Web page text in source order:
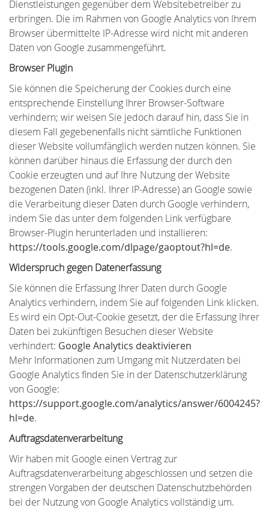
Dienstleistungen gegenüber dem Websitebetreiber zu
erbringen. Die im Rahmen von Google Analytics von Ihrem
Browser übermittelte IP-Adresse wird nicht mit anderen
Daten von Google zusammengeführt.
Browser Plugin
Sie können die Speicherung der Cookies durch eine
entsprechende Einstellung Ihrer Browser-Software
verhindern; wir weisen Sie jedoch darauf hin, dass Sie in
diesem Fall gegebenenfalls nicht sämtliche Funktionen
dieser Website vollumfänglich werden nutzen können. Sie
können darüber hinaus die Erfassung der durch den
Cookie erzeugten und auf Ihre Nutzung der Website
bezogenen Daten (inkl. Ihrer IP-Adresse) an Google sowie
die Verarbeitung dieser Daten durch Google verhindern,
indem Sie das unter dem folgenden Link verfügbare
Browser-Plugin herunterladen und installieren:
https://tools.google.com/dlpage/gaoptout?hl=de.
Widerspruch gegen Datenerfassung
Sie können die Erfassung Ihrer Daten durch Google
Analytics verhindern, indem Sie auf folgenden Link klicken.
Es wird ein Opt-Out-Cookie gesetzt, der die Erfassung Ihrer
Daten bei zukünftigen Besuchen dieser Website
verhindert: Google Analytics deaktivieren
Mehr Informationen zum Umgang mit Nutzerdaten bei
Google Analytics finden Sie in der Datenschutzerklärung
von Google:
https://support.google.com/analytics/answer/6004245?
hl=de.
Auftragsdatenverarbeitung
Wir haben mit Google einen Vertrag zur
Auftragsdatenverarbeitung abgeschlossen und setzen die
strengen Vorgaben der deutschen Datenschutzbehörden
bei der Nutzung von Google Analytics vollständig um.